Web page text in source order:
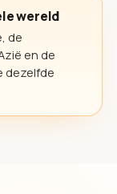
wereld
de
en de
dezelfde